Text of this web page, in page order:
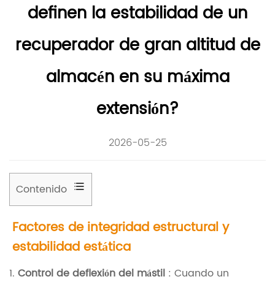
definen la estabilidad de un
recuperador de gran altitud de
almacén en su máxima
extensión?
2026-05-25
Contenido
1
F
a
Factores de integridad estructural y
estabilidad estática
1. Control de deflexión del mástil : Cuando un